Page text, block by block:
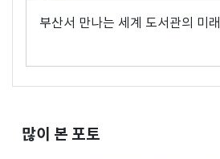
부산서 만나는 세계 도서관의 미래
많이 본 포토